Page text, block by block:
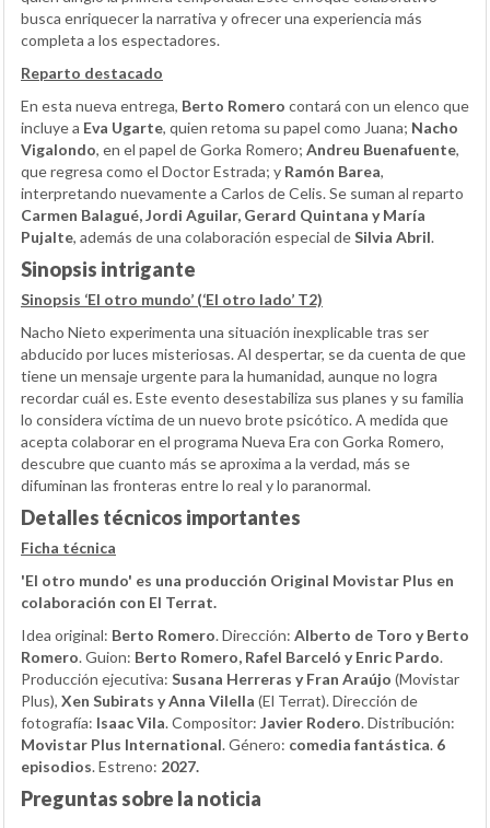
busca enriquecer la narrativa y ofrecer una experiencia más
completa a los espectadores.
Reparto destacado
En esta nueva entrega, Berto Romero contará con un elenco que
incluye a Eva Ugarte, quien retoma su papel como Juana; Nacho
Vigalondo, en el papel de Gorka Romero; Andreu Buenafuente,
que regresa como el Doctor Estrada; y Ramón Barea,
interpretando nuevamente a Carlos de Celis. Se suman al reparto
Carmen Balagué, Jordi Aguilar, Gerard Quintana y María
Pujalte, además de una colaboración especial deSilvia Abril.
Sinopsis intrigante
Sinopsis ‘El otro mundo’ (‘El otro lado’ T2)
Nacho Nieto experimenta una situación inexplicable tras ser
abducido por luces misteriosas. Al despertar, se da cuenta de que
tiene un mensaje urgente para la humanidad, aunque no logra
recordar cuál es. Este evento desestabiliza sus planes y su familia
lo considera víctima de un nuevo brote psicótico. A medida que
acepta colaborar en el programa Nueva Era con Gorka Romero,
descubre que cuanto más se aproxima a la verdad, más se
difuminan las fronteras entre lo real y lo paranormal.
Detalles técnicos importantes
Ficha técnica
'El otro mundo' es una producción Original Movistar Plus en
colaboración con El Terrat.
Idea original: Berto Romero. Dirección: Alberto de Toro y Berto
Romero. Guion: Berto Romero, Rafel Barceló y Enric Pardo.
Producción ejecutiva: Susana Herreras y Fran Araújo (Movistar
Plus), Xen Subirats y Anna Vilella (El Terrat). Dirección de
fotografía: Isaac Vila. Compositor: Javier Rodero. Distribución:
Movistar Plus International. Género: comedia fantástica. 6
episodios. Estreno: 2027.
Preguntas sobre la noticia